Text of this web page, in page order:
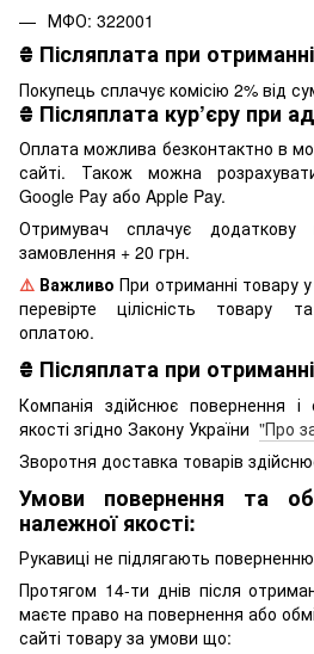
МФО: 322001
₴ Післяплата при отриманні
Покупець сплачує комісію 2% від
₴ Післяплата кур’єру при
Оплата можлива безконтактно в
сайті. Також можна
Google Pay або Apple Pay.
Отримувач сплачує
замовлення + 20 грн.
⚠️ Важливо При отриманні товару
перевірте цілісність товару
оплатою.
₴ Післяплата при
Компанія здійснює повернення і
якості згідно Закону України "Про
Зворотня доставка товарів
Умови повернення та
належної якості:
Рукавиці не підлягають
Протягом 14-ти днів після
маєте право на повернення або
сайті товару за умови що: